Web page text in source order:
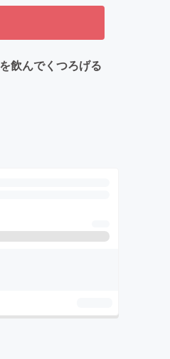
飲んでくつろげる